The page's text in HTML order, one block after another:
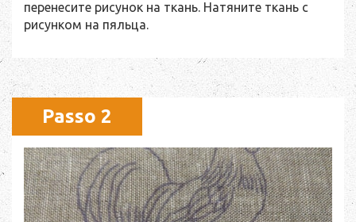
перенесите рисунок на ткань. Натяните ткань с
рисунком на пяльца.
Passo 2